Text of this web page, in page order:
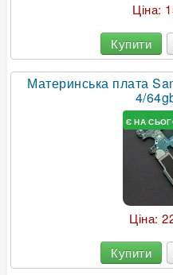
Ціна:
Купити
Материнська плата
4/
Є НА
Ціна:
Купити